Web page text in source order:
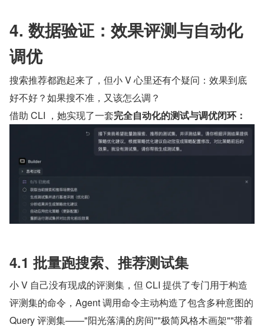
4. 数据验证：效果评测与自动化
调优
搜索推荐都跑起来了，但小 V 心里还有个疑问：效果到底
好不好？如果搜不准，又该怎么调？
借助 CLI ，她实现了一套完全自动化的测试与调优闭环：
4.1 批量跑搜索、推荐测试集
小 V 自己没有现成的评测集，但 CLI 提供了专门用于构造
评测集的命令，Agent 调用命令主动构造了包含多种意图的
Query 评测集——"阳光落满的房间""极简风格木画架""带着